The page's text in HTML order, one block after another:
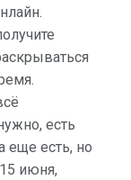
есть
еще есть, но
июня,